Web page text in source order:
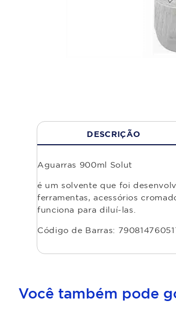
DESCRIÇÃO
Aguarras 900ml Solut
é um solvente que foi
ferramentas, acessórios
funciona para diluí-las.
Código de Barras:
Você também pode